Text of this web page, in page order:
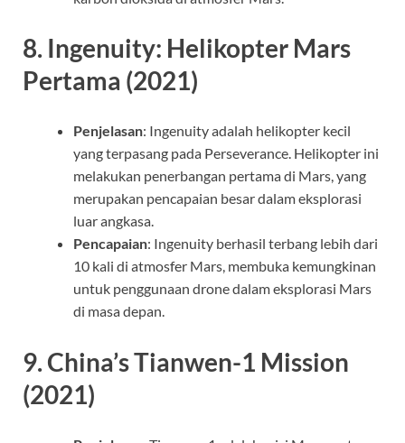
8. Ingenuity: Helikopter Mars
Pertama (2021)
Penjelasan: Ingenuity adalah helikopter kecil
yang terpasang pada Perseverance. Helikopter ini
melakukan penerbangan pertama di Mars, yang
merupakan pencapaian besar dalam eksplorasi
luar angkasa.
Pencapaian: Ingenuity berhasil terbang lebih dari
10 kali di atmosfer Mars, membuka kemungkinan
untuk penggunaan drone dalam eksplorasi Mars
di masa depan.
9.China’s Tianwen-1 Mission
(2021)